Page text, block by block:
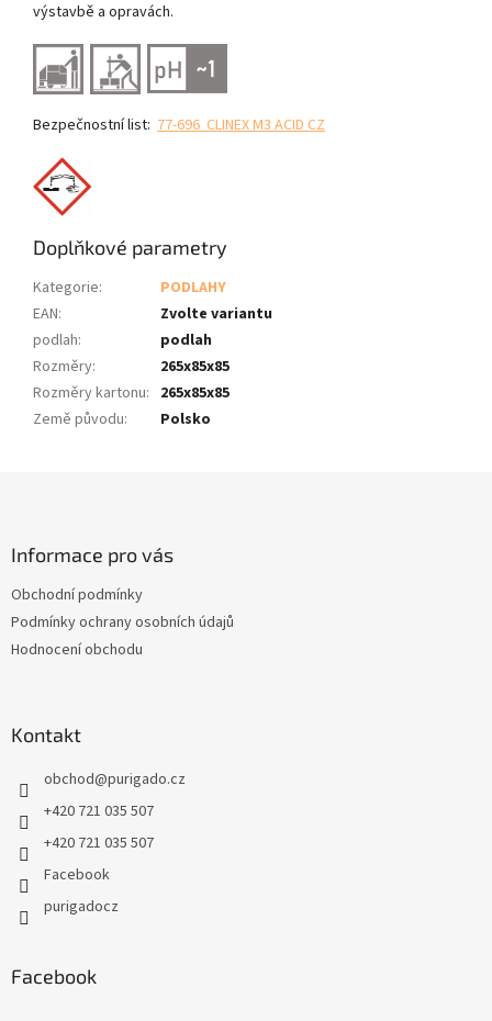
výstavbě a opravách.
Bezpečnostní list: 77-696 CLINEX M3 ACID CZ
Doplňkové parametry
Kategorie:
PODLAHY
EAN:
Zvolte variantu
podlah:
podlah
Rozměry:
265x85x85
Rozměry kartonu: 265x85x85
Země původu: Polsko
Informace pro vás
Obchodní podmínky
Podmínky ochrany osobních údajů
Hodnocení obchodu
Kontakt
obchod@purigado.cz
+420 721 035 507
+420 721 035 507
Facebook
purigadocz
Facebook